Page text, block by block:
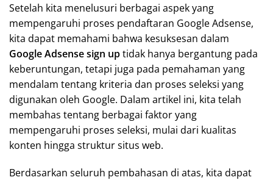
Setelah kita menelusuri berbagai aspek yang
mempengaruhi proses pendaftaran Google Adsense,
kita dapat memahami bahwa kesuksesan dalam
Google Adsense sign uptidak hanya bergantung pada
keberuntungan, tetapi juga pada pemahaman yang
mendalam tentang kriteria dan proses seleksi yang
digunakan oleh Google. Dalam artikel ini, kita telah
membahas tentang berbagai faktor yang
mempengaruhi proses seleksi, mulai dari kualitas
konten hingga struktur situs web.
Berdasarkan seluruh pembahasan di atas, kita dapat